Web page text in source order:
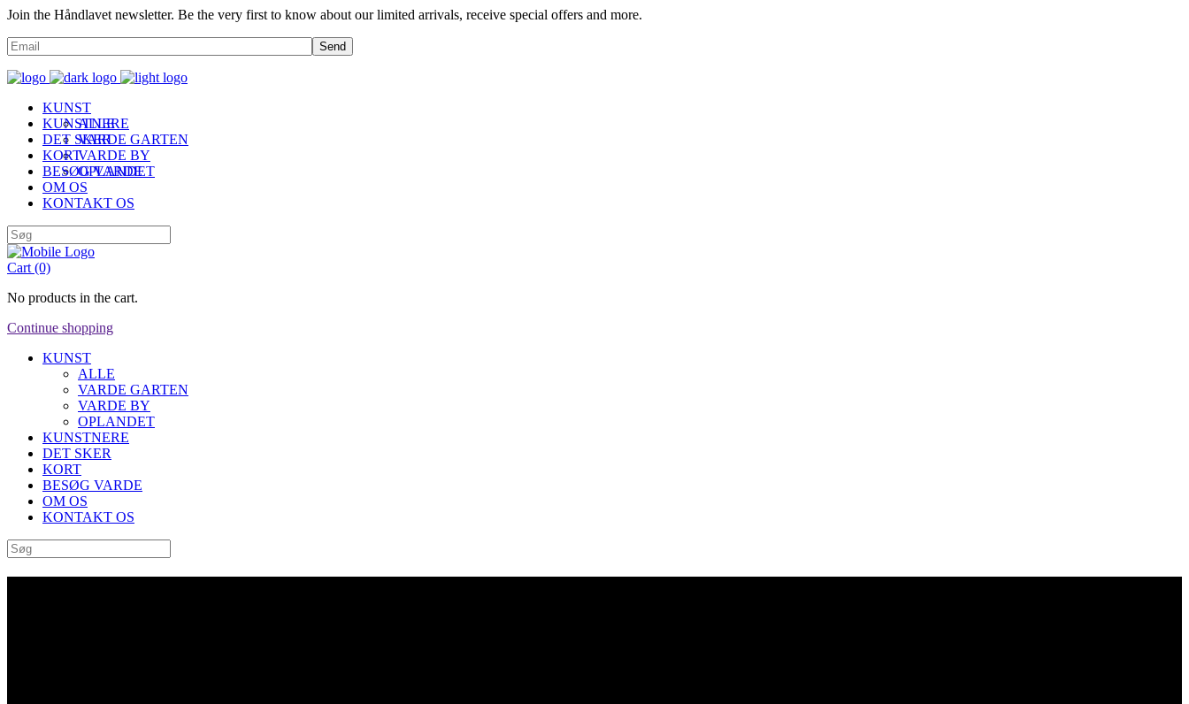
Join the Håndlavet newsletter. Be the very first to know about our limited arrivals, receive special offers and more.
Send
KUNST
ALLE
VARDE GARTEN
VARDE BY
OPLANDET
KUNSTNERE
DET SKER
KORT
BESØG VARDE
OM OS
KONTAKT OS
Cart (0)
No products in the cart.
Continue shopping
KUNST
ALLE
VARDE GARTEN
VARDE BY
OPLANDET
KUNSTNERE
DET SKER
KORT
BESØG VARDE
OM OS
KONTAKT OS